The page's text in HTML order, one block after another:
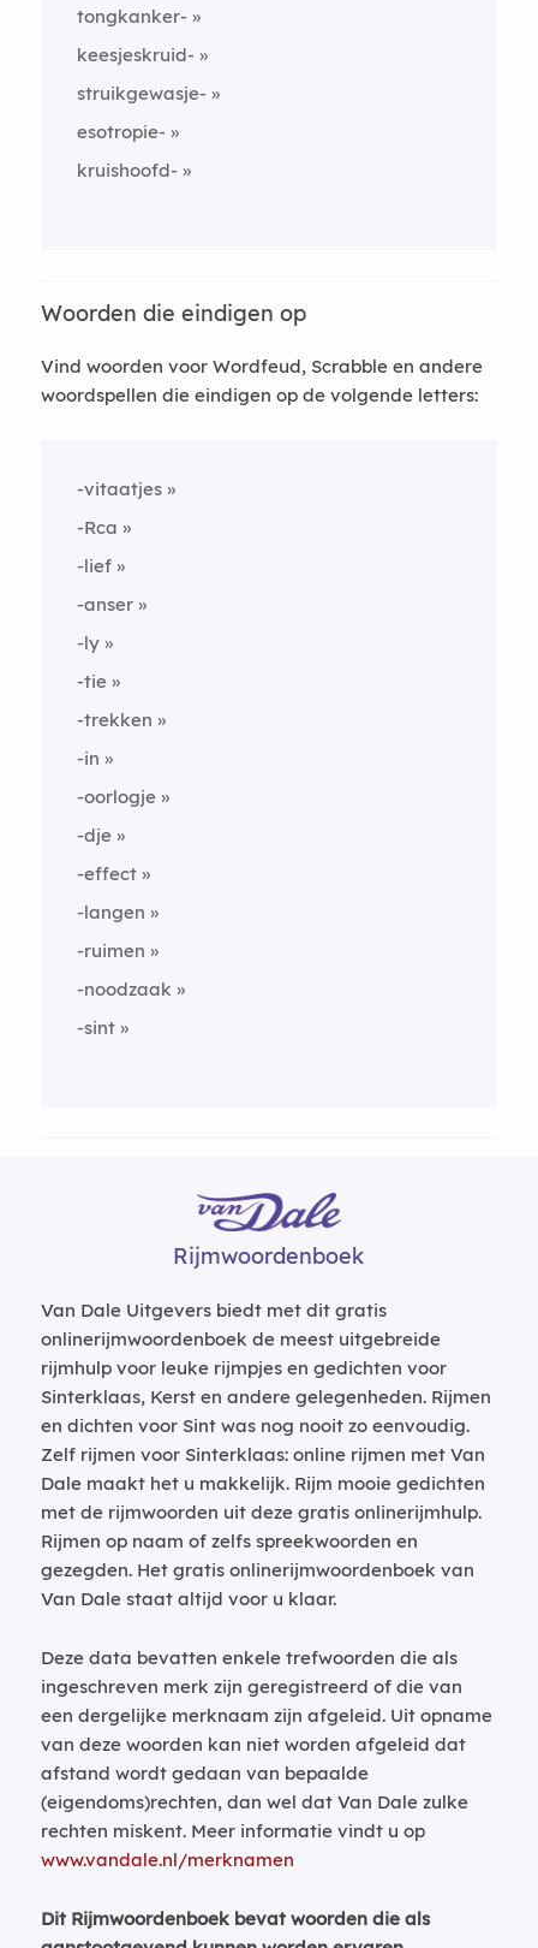
tongkanker-
keesjeskruid-
struikgewasje-
esotropie-
kruishoofd-
Woorden die eindigen op
Vind woorden voor Wordfeud, Scrabble en andere
woordspellen die eindigen op de volgende letters:
-vitaatjes
-Rca
-lief
-anser
-ly
-tie
-trekken
-in
-oorlogje
-dje
-effect
-langen
-ruimen
-noodzaak
-sint
Rijmwoordenboek
Van Dale Uitgevers biedt met dit gratis
onlinerijmwoordenboek de meest uitgebreide
rijmhulp voor leuke rijmpjes en gedichten voor
Sinterklaas, Kerst en andere gelegenheden. Rijmen
en dichten voor Sint was nog nooit zo eenvoudig.
Zelf rijmen voor Sinterklaas: online rijmen met Van
Dale maakt het u makkelijk. Rijm mooie gedichten
met de rijmwoorden uit deze gratis onlinerijmhulp.
Rijmen op naam of zelfs spreekwoorden en
gezegden. Het gratis onlinerijmwoordenboek van
Van Dale staat altijd voor u klaar.
Deze data bevatten enkele trefwoorden die als
ingeschreven merk zijn geregistreerd of die van
een dergelijke merknaam zijn afgeleid. Uit opname
van deze woorden kan niet worden afgeleid dat
afstand wordt gedaan van bepaalde
(eigendoms)rechten, dan wel dat Van Dale zulke
rechten miskent. Meer informatie vindt u op
www.vandale.nl/merknamen
Dit Rijmwoordenboek bevat woorden die als